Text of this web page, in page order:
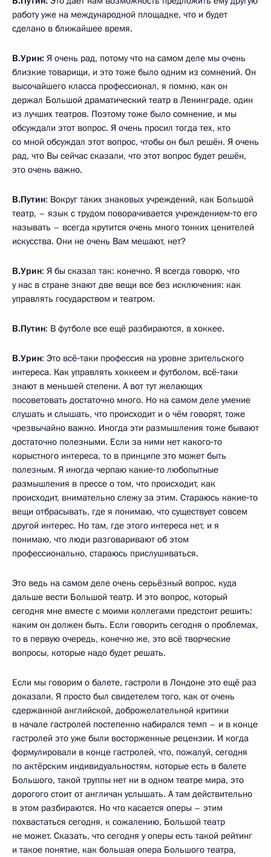
работу уже на международной площадке, что и будет
сделано в ближайшее время.
В.Урин: Я очень рад, потому что на самом деле мы очень
близкие товарищи, и это тоже было одним из сомнений. Он
высочайшего класса профессионал, я помню, как он
держал Большой драматический театр в Ленинграде, один
из лучших театров. Поэтому тоже было сомнение, и мы
обсуждали этот вопрос. Я очень просил тогда тех, кто
со мной обсуждал этот вопрос, чтобы он был решён. Я очень
рад, что Вы сейчас сказали, что этот вопрос будет решён,
это очень важно.
В.Путин: Вокруг таких знаковых учреждений, как Большой
театр, – язык с трудом поворачивается учреждением‑то его
называть – всегда крутится очень много тонких ценителей
искусства. Они не очень Вам мешают, нет?
В.Урин: Я бы сказал так: конечно. Я всегда говорю, что
у нас в стране знают две вещи все без исключения: как
управлять государством и театром.
В.Путин: В футболе все ещё разбираются, в хоккее.
В.Урин: Это всё‑таки профессия на уровне зрительского
интереса. Как управлять хоккеем и футболом, всё‑таки
знают в меньшей степени. А вот тут желающих
посоветовать достаточно много. Но на самом деле умение
слушать и слышать, что происходит и о чём говорят, тоже
чрезвычайно важно. Иногда эти размышления тоже бывают
достаточно полезными. Если за ними нет какого‑то
корыстного интереса, то в принципе это может быть
полезным. Я иногда черпаю какие‑то любопытные
размышления в прессе о том, что происходит, как
происходит, внимательно слежу за этим. Стараюсь какие‑то
вещи отбрасывать, где я понимаю, что существует совсем
другой интерес. Но там, где этого интереса нет, и я
понимаю, что люди разговаривают об этом
профессионально, стараюсь прислушиваться.
Это ведь на самом деле очень серьёзный вопрос, куда
дальше вести Большой театр. И это вопрос, который
сегодня мне вместе с моими коллегами предстоит решить:
каким он должен быть. Если говорить сегодня о проблемах,
то в первую очередь, конечно же, это всё творческие
вопросы, которые надо будет решать.
Если мы говорим о балете, гастроли в Лондоне это ещё раз
доказали. Я просто был свидетелем того, как от очень
сдержанной английской, доброжелательной критики
в начале гастролей постепенно набирался темп – и в конце
гастролей это уже были восторженные рецензии. И когда
формулировали в конце гастролей, что, пожалуй, сегодня
по актёрским индивидуальностям, которые есть в балете
Большого, такой труппы нет ни в одном театре мира, это
дорогого стоит от англичан услышать. А там действительно
в этом разбираются. Но что касается оперы – этим
похвастаться сегодня, к сожалению, Большой театр
не может. Сказать, что сегодня у оперы есть такой рейтинг
и такое понятие, как большая опера Большого театра,